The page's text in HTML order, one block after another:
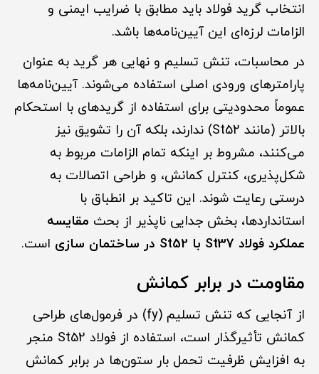
انتخاب گرید فولاد باید مطابق با ضرایب ایمنی و
الزامات لرزه‌ای این آیین‌نامه‌ها باشد.
در محاسبات، تنش تسلیم و نهایی هر گرید به عنوان
پارامترهای ورودی اصلی استفاده می‌شوند. آیین‌نامه‌ها
عموماً محدودیتی برای استفاده از گریدهای با استحکام
بالاتر (مانند St52) ندارند، بلکه آن را تشویق نیز
می‌کنند، مشروط بر اینکه تمام الزامات مربوط به
شکل‌پذیری، کنترل کمانش، و طراحی اتصالات به
درستی رعایت شوند. این تاکید بر انطباق با
استانداردها، بخش جدایی ناپذیر از بحث مقایسه
عملکرد فولاد St37 با St52 در ساختمان سازی
است.
مقاومت در برابر کمانش
از آنجایی که تنش تسلیم (fy​) در فرمول‌های طراحی
کمانش تأثیرگذار است، استفاده از فولاد St52 منجر
به افزایش ظرفیت تحمل بار ستون‌ها در برابر کمانش